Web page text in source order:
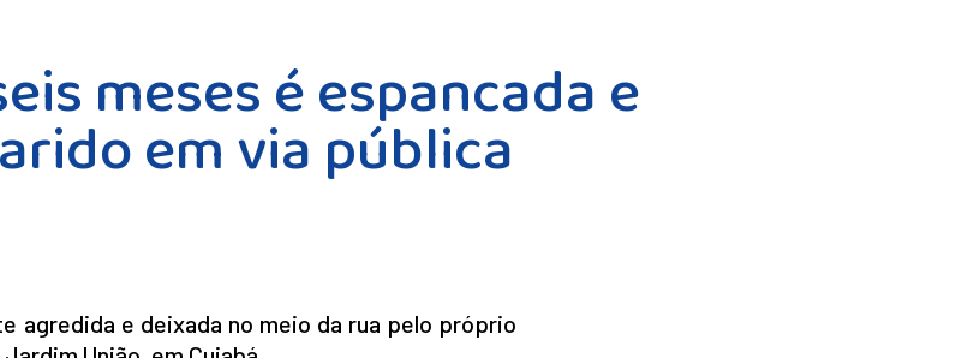
meses é espancada e
em via pública
agredida e deixada no meio da rua pelo próprio